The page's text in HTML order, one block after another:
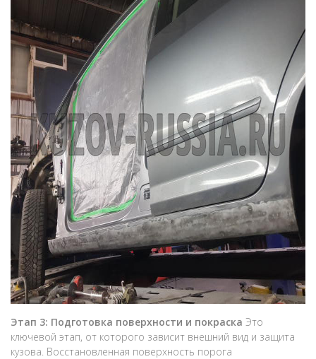
Этап 3: Подготовка поверхности и покраска Это
ключевой этап, от которого зависит внешний вид и защита
кузова. Восстановленная поверхность порога